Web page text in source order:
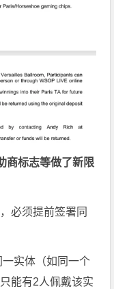
商标志等做了新限
必须提前签署同
实体（如同一个
能有2人佩戴该实